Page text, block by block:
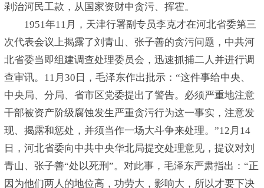
剥治河民工款，从国家资财中贪污、挥霍。
1951年11月，天津行署副专员李克才在河北省委第三
次代表会议上揭露了刘青山、张子善的贪污问题，中共河
北省委当即组建调查处理委员会，迅速抓捕二人并进行调
查审讯。11月30日，毛泽东作出批示：“这件事给中央、
中央局、分局、省市区党委提出了警告。必须严重地注意
干部被资产阶级腐蚀发生严重贪污行为这一事实，注意发
现、揭露和惩处，并须当作一场大斗争来处理。”12月14
日，河北省委向中共中央华北局提交处理意见，提议对刘
青山、张子善“处以死刑”。对此事，毛泽东严肃指出：“正
因为他们两人的地位高，功劳大，影响大，所以才要下决